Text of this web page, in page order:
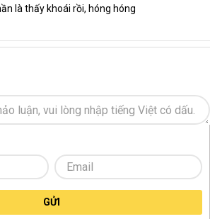
là thấy khoái rồi, hóng hóng
GỬI